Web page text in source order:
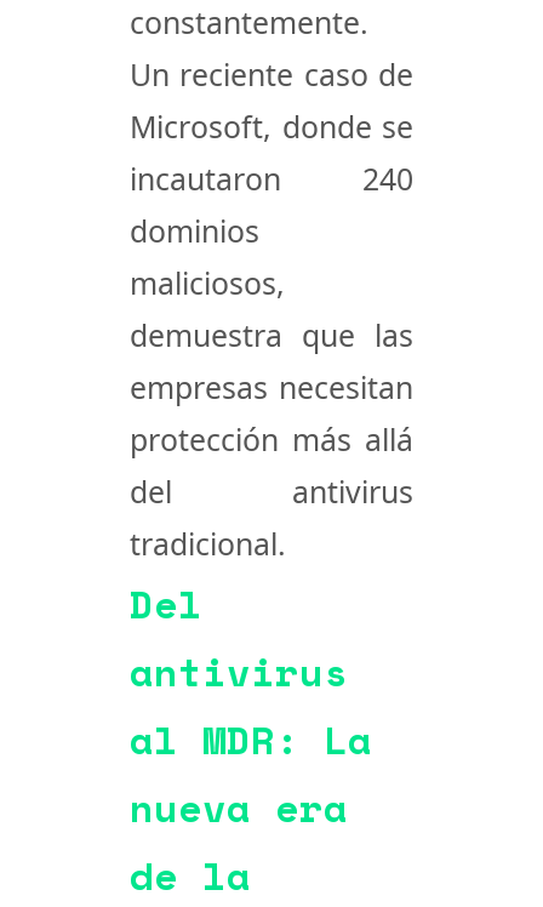
constantemente.
Un reciente caso de
Microsoft, donde se
incautaron 240
dominios
maliciosos,
demuestra que las
empresas necesitan
protección más allá
del antivirus
tradicional.
Del
antivirus
al MDR: La
nueva era
de la